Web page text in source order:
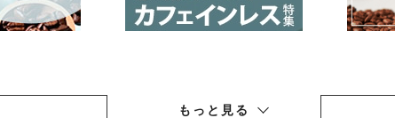
もっと見る